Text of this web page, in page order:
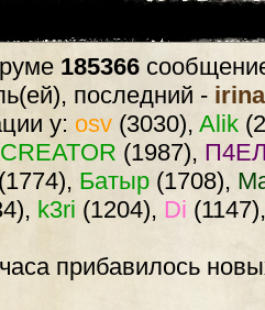
185366
последний -
у: osv (3030), Alik
CREATOR (1987),
Батыр (1708),
k3ri (1204), Di
прибавилось